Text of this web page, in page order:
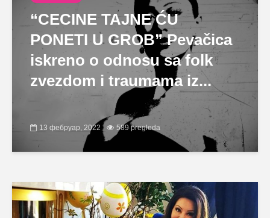
“CECINE TAJNE ĆU
PONETI U GROB” Pevačica
iskreno o odnosu sa folk
zvezdom i traumama iz...
13 фебруар, 2022 589 pregleda